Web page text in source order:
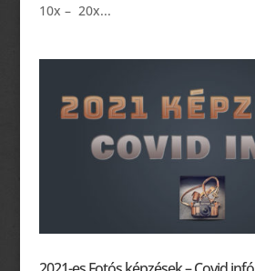
10x – 20x...